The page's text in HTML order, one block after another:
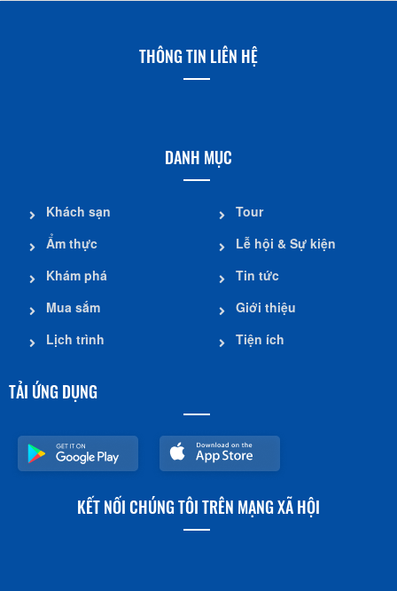
THÔNG TIN LIÊN HỆ
DANH MỤC
Khách sạn
Ẩm thực
Khám phá
Mua sắm
Lịch trình
Tour
Lễ hội & Sự kiện
Tin tức
Giới thiệu
Tiện ích
TẢI ỨNG DỤNG
KẾT NỐI CHÚNG TÔI TRÊN MẠNG XÃ HỘI